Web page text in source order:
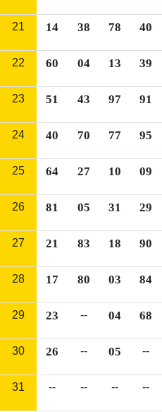
21 14 38 78 40
22 60 04 13 39
23 51 43 97 91
24 40 70 77 95
25 64 27 10 09
26 81 05 31 29
27 21 83 18 90
28 17 80 03 84
29 23 -- 04 68
30 26 -- 05 --
31 -- -- -- --